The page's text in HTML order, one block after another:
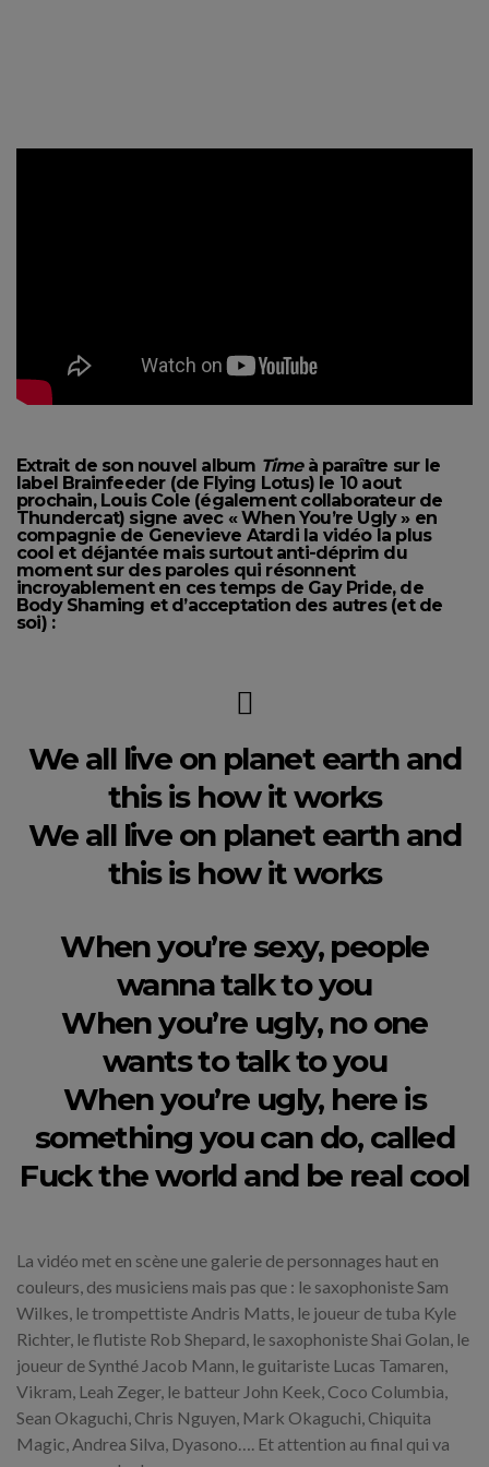
Extrait de son nouvel album Timeà paraître sur le
label Brainfeeder (de Flying Lotus) le 10 aout
prochain, Louis Cole (également collaborateur de
Thundercat) signe avec « When You’re Ugly » en
compagnie de Genevieve Atardi la vidéo la plus
cool et déjantée mais surtout anti-déprim du
moment sur des paroles qui résonnent
incroyablement en ces temps de Gay Pride, de
Body Shaming et d’acceptation des autres (et de
soi) :
We all live on planet earth and
this is how it works
We all live on planet earth and
this is how it works
When you’re sexy, people
wanna talk to you
When you’re ugly, no one
wants to talk to you
When you’re ugly, here is
something you can do, called
Fuck the world and be real cool
La vidéo met en scène une galerie de personnages haut en
couleurs, des musiciens mais pas que : le saxophoniste Sam
Wilkes, le trompettiste Andris Matts, le joueur de tuba Kyle
Richter, le flutiste Rob Shepard, le saxophoniste Shai Golan, le
joueur de Synthé Jacob Mann, le guitariste Lucas Tamaren,
Vikram, Leah Zeger, le batteur John Keek, Coco Columbia,
Sean Okaguchi, Chris Nguyen, Mark Okaguchi, Chiquita
Magic, Andrea Silva, Dyasono…. Et attention au final qui va